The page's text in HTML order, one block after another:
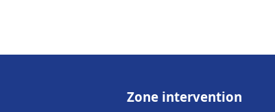
Zone intervention